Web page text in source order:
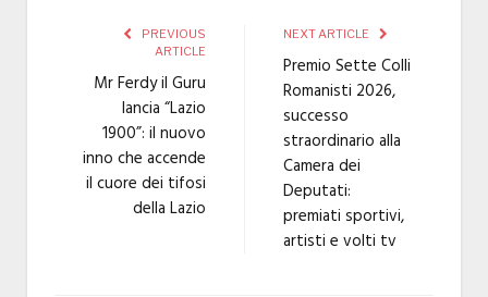
PREVIOUS
ARTICLE
Mr Ferdy il Guru
lancia “Lazio
1900”: il nuovo
inno che accende
il cuore dei tifosi
della Lazio
NEXT ARTICLE
Premio Sette Colli
Romanisti 2026,
successo
straordinario alla
Camera dei
Deputati:
premiati sportivi,
artisti e volti tv